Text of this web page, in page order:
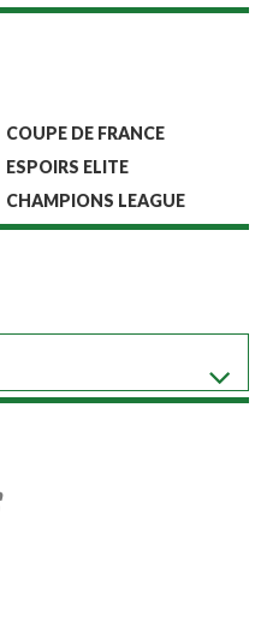
COUPE DE FRANCE
ESPOIRS ELITE
CHAMPIONS LEAGUE